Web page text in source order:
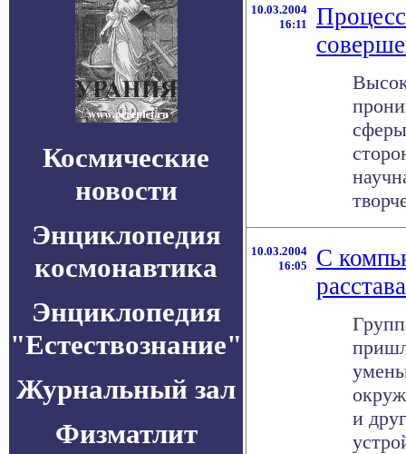
Космические
новости
Энциклопедия
космонавтика
Энциклопедия
"Естествознание"
Журнальный зал
Физматлит
10.03.2004
16:11
10.03.2004
16:05
С
и